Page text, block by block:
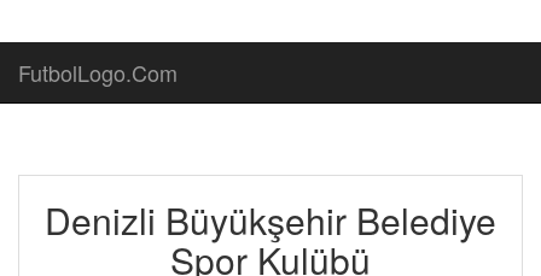
FutbolLogo.Com
Denizli Büyükşehir Belediye
Spor Kulübü